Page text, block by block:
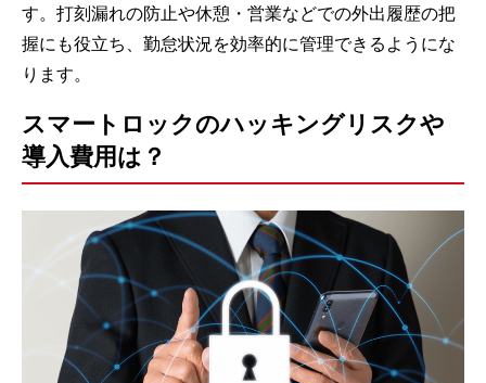
す。打刻漏れの防止や休憩・営業などでの外出履歴の把
握にも役立ち、勤怠状況を効率的に管理できるようにな
ります。
スマートロックのハッキングリスクや
導入費用は？